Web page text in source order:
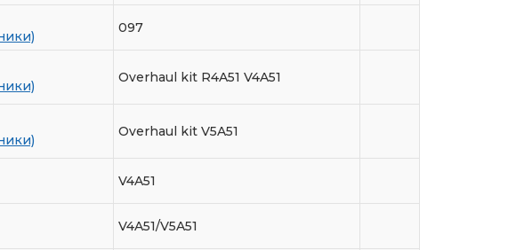
097
Overhaul kit R4A51 V4A51
Overhaul kit V5A51
V4A51
V4A51/V5A51